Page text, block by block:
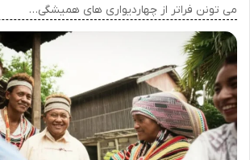
می تونن فراتر از چهاردیواری های همیشگی…